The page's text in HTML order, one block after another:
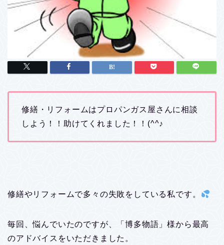
修繕・リフォームはプロパンガス屋さんに相談
しよう！！助けてくれました！！(^^♪
修繕やリフォームで多々の失敗をしている私です。
毎回、悩んでいたのですが、「博多物語」様から最高
のアドバイスをいただきました。